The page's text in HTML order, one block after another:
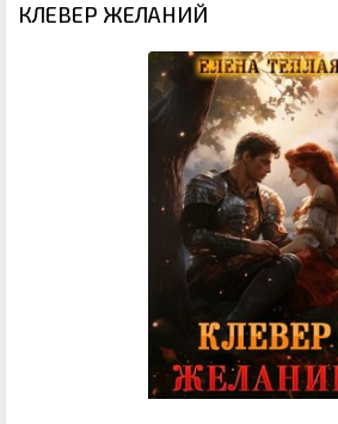
КЛЕВЕР ЖЕЛАНИЙ